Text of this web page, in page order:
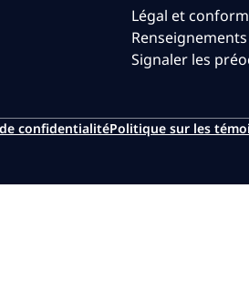
Légal et
Signaler les
confidentialitéPolitique sur les